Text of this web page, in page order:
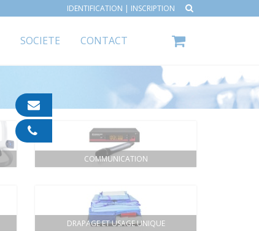
IDENTIFICATION | INSCRIPTION
SOCIETE CONTACT
COMMUNICATION
DRAPAGE ET USAGE UNIQUE
pharma.com
91
05